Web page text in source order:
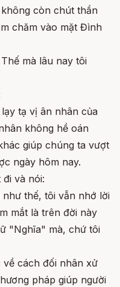
còn chút thần
chăm vào mặt Đình
mà lâu nay tôi
tạ vị ân nhân của
không hề oán
giúp chúng ta vượt
ngày hôm nay.
và nói:
thế, tôi vẫn nhớ lời
mắt là trên đời này
"Nghĩa" mà, chứ tôi
về cách đối nhân xử
pháp giúp người